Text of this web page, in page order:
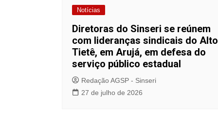
Notícias
Diretoras do Sinseri se reúnem
com lideranças sindicais do Alto
Tietê, em Arujá, em defesa do
serviço público estadual
Redação AGSP - Sinseri
27 de julho de 2026